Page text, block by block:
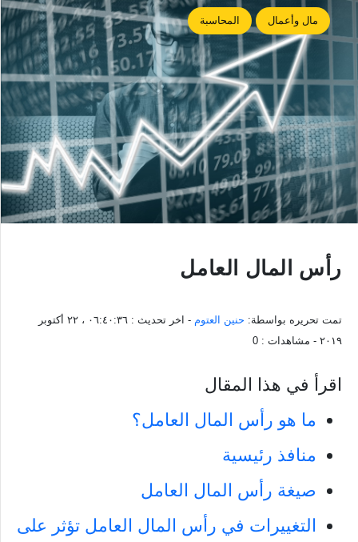
مال وأعمال المحاسبة
رأس المال العامل
تمت تحريره بواسطة: حنين العتوم - اخر تحديث :
٠٦:٤٠:٣٦ ، ٢٢ أكتوبر
٢٠١٩ - مشاهدات : 0
اقرأ في هذا المقال
ما هو رأس المال العامل؟
منافذ رئيسية
صيغة رأس المال العامل
التغييرات في رأس المال العامل تؤثر على